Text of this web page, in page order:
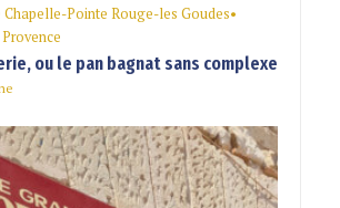
Pointe Rouge-les Goudes•
ou le pan bagnat sans complexe